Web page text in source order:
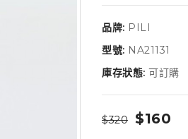
品牌: PILI
型號: NA21131
庫存狀態: 可訂購
$320 $160